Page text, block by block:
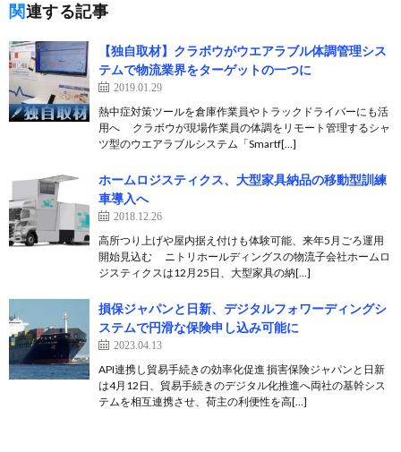
関連する記事
【独自取材】クラボウがウエアラブル体調管理シス
テムで物流業界をターゲットの一つに
2019.01.29
熱中症対策ツールを倉庫作業員やトラックドライバーにも活
用へ クラボウが現場作業員の体調をリモート管理するシャ
ツ型のウエアラブルシステム「Smartf[…]
ホームロジスティクス、大型家具納品の移動型訓練
車導入へ
2018.12.26
高所つり上げや屋内据え付けも体験可能、来年5月ごろ運用
開始見込む ニトリホールディングスの物流子会社ホームロ
ジスティクスは12月25日、大型家具の納[…]
損保ジャパンと日新、デジタルフォワーディングシ
ステムで円滑な保険申し込み可能に
2023.04.13
API連携し貿易手続きの効率化促進 損害保険ジャパンと日新
は4月12日、貿易手続きのデジタル化推進へ両社の基幹シス
テムを相互連携させ、荷主の利便性を高[…]